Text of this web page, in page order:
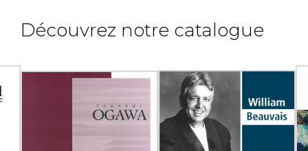
Découvrez notre catalogue